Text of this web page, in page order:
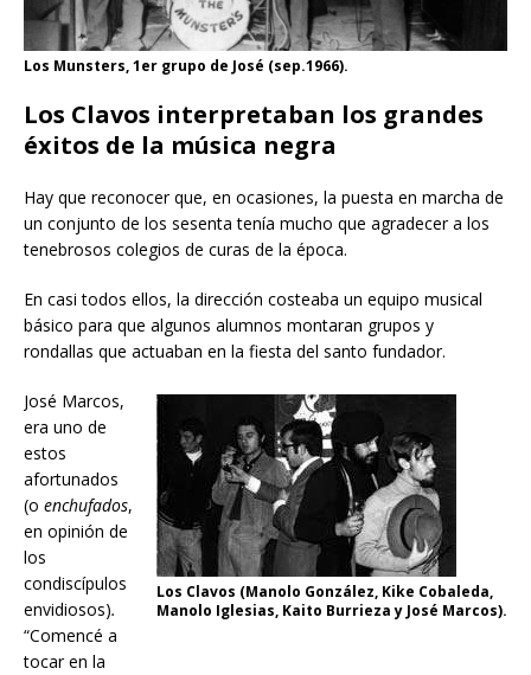
Los Munsters, 1er grupo de José (sep.1966).
Los Clavos interpretaban los grandes
éxitos de la música negra
Hay que reconocer que, en ocasiones, la puesta en marcha de
un conjunto de los sesenta tenía mucho que agradecer a los
tenebrosos colegios de curas de la época.
En casi todos ellos, la dirección costeaba un equipo musical
básico para que algunos alumnos montaran grupos y
rondallas que actuaban en la fiesta del santo fundador.
Los Clavos (Manolo González, Kike Cobaleda,
Manolo Iglesias, Kaito Burrieza y José Marcos).
José Marcos,
era uno de
estos
afortunados
(o enchufados,
en opinión de
los
condiscípulos
envidiosos).
“Comencé a
tocar en la